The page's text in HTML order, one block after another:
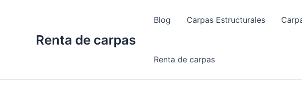
Renta de carpas
Blog Carpas Estructurales
Renta de carpas